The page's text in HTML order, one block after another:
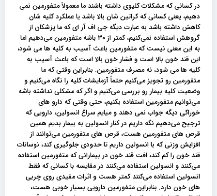
در کسانی که مشکلات کلیوی داشته باشند ما معمولاً متفورمین نمی
دهیم، یعنی کسانی که کراتین شان بالا باشد یا عملکرد کلیه شان
کاهش داشته باشد به عبارت دیگه جی اف آر ای که ما پزشکان از
گروهش استفاده نمی‌کنیم، کمتر از ۳۰ باشه متفورمین می‌دهیم اما
به این معنی نیست که متفورمین باعث آسیب به کلیه‌ ها می شود،
این قند خون بالا است و فشار خون بالا است که باعث آسیب به
کلیه‌ ها می شود، نه مصرف متفورمین. بنابراین وقتی که ما
متفورمین رو تجویز می‌کنیم حتماً آزمایشات کلیه را نگاه می‌کنیم و
وضعیت کلیه بیمار رو بررسی می‌کنیم و اگر که مشکلی نداشته باشه
می‌توانیم متفورمین استفاده بکنیم، حتی وقتی که دارو های
خوراکی دیگه جواب نمی دهند و میایم سراغ انسولین، دارویی که
ترجیح می‌دهیم نگه داریم در کنار انسولین به بیمار بدیم همین
قرص های متفورمین هست، قرص های متفورمین می‌توانند از
افزایش وزنی که با انسولین داریم تا حدودی جلوگیری کند، نوسانات
قند خون را کم کند، افت قند خون در بیمارانی که متفورمین استفاده
می‌کنند و انسولین استفاده می‌کنند در مقایسه با کسانی که فقط
انسولین استفاده می‌کنند کمتر هست و اثرات مفیدی روی چربی
های خون دارد. بنابراین متفورمین دارویی بسیار خوبی هست،